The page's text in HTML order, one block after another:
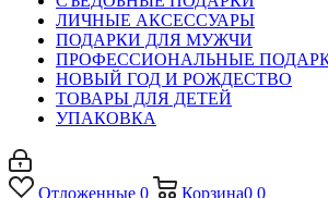
ЛИЧНЫЕ АКСЕССУАРЫ
ПОДАРКИ ДЛЯ МУЖЧИ
ПРОФЕССИОНАЛЬНЫЕ
НОВЫЙ ГОД И РОЖДЕСТВО
ТОВАРЫ ДЛЯ ДЕТЕЙ
УПАКОВКА
Отложенные 0 Корзина0 0